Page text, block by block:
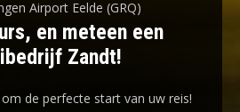
Airport Eelde (GRQ)
en meteen een
Zandt!
de perfecte start van uw reis!